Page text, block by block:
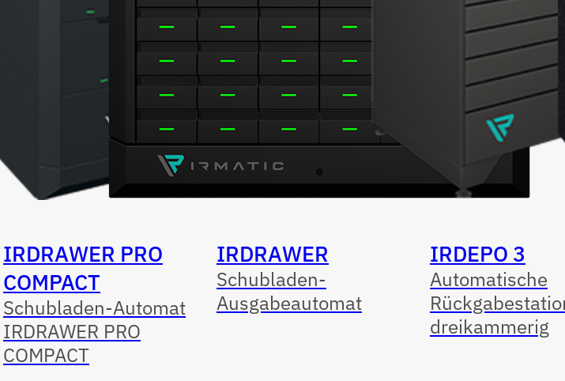
IRDRAWER PRO
COMPACT
Schubladen-Automat
IRDRAWER PRO
COMPACT
IRDRAWER
Schubladen-
Ausgabeautomat
IRDEPO 3
Automatische
dreikammerig